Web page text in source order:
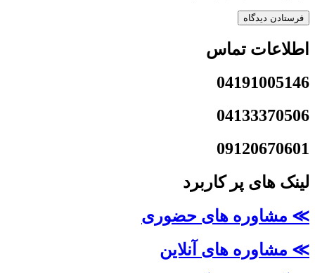
اطلاعات تماس
04191005146
04133370506
09120670601
لینک های پر کاربرد
≫ مشاوره های حضوری
≫ مشاوره های آنلاین